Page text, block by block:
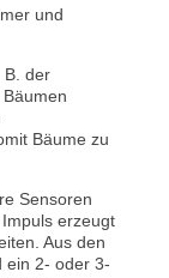
und
B. der
Bäume zu
Sensoren
erzeugt
Aus den
ein 2- oder 3-